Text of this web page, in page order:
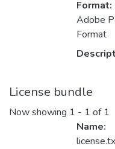
Format:
Adobe
Format
License bundle
Now showing 1 - 1 of 1
Name: